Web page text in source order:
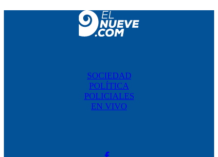
SOCIEDAD
POLÍTICA
POLICIALES
EN VIVO